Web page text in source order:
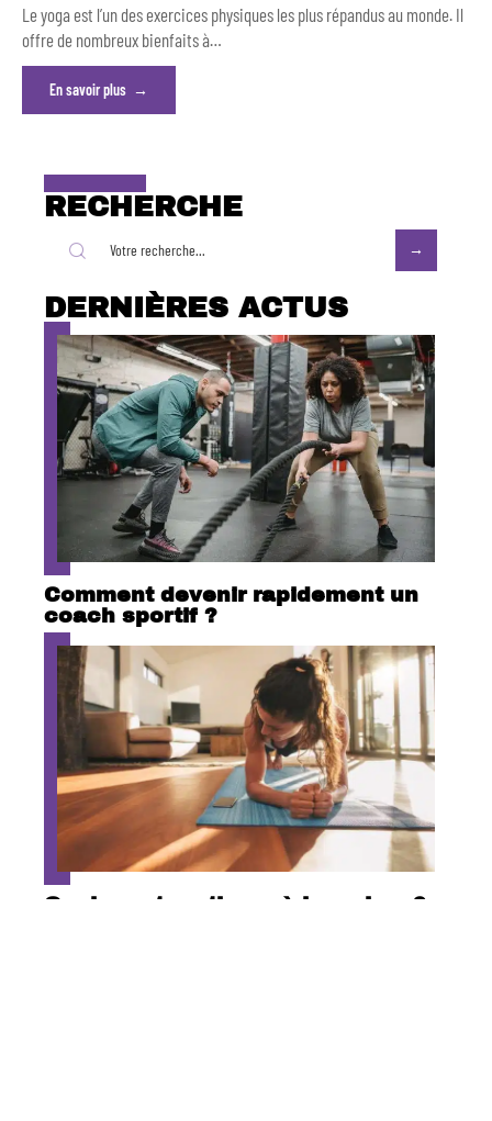
Le yoga est l’un des exercices physiques les plus répandus au monde. Il
offre de nombreux bienfaits à…
En savoir plus
RECHERCHE
DERNIÈRES ACTUS
Comment devenir rapidement un
coach sportif ?
Quel sport pratiquer à la maison?